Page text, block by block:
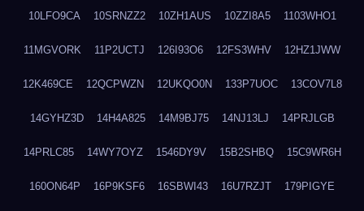
10LFO9CA 10SRNZZ2 10ZH1AUS 10ZZI8A5 1103WHO1
11MGVORK 11P2UCTJ 126I93O6 12FS3WHV 12HZ1JWW
12K469CE 12QCPWZN 12UKQO0N 133P7UOC 13COV7L8
14GYHZ3D 14H4A825 14M9BJ75 14NJ13LJ 14PRJLGB
14PRLC85 14WY7OYZ 1546DY9V 15B2SHBQ 15C9WR6H
160ON64P 16P9KSF6 16SBWI43 16U7RZJT 179PIGYE